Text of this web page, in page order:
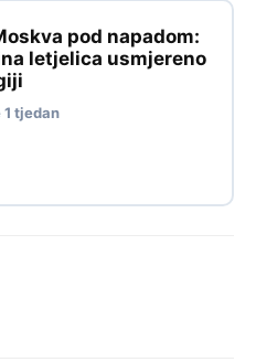
pod napadom:
letjelica usmjereno
1 tjedan